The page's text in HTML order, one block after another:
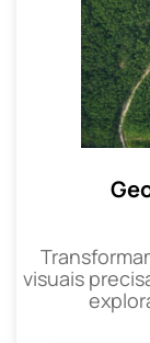
visuais